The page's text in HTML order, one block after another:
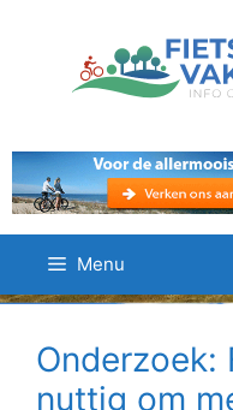
Menu
Onderzoek:
nuttig om